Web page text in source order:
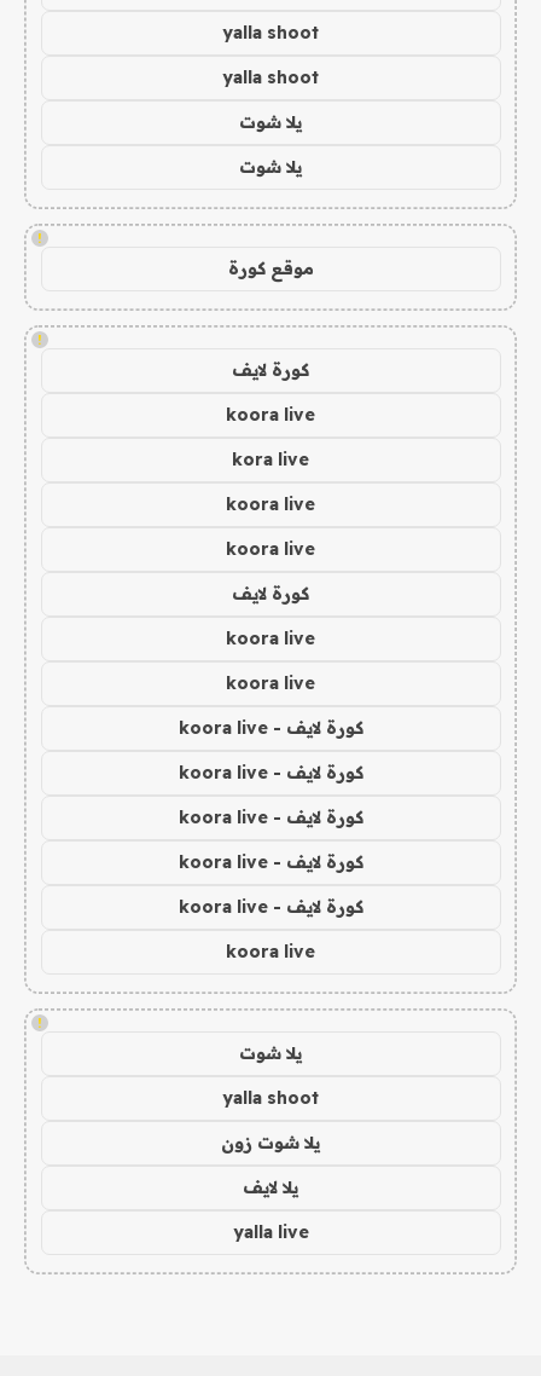
yalla shoot
yalla shoot
يلا شوت
يلا شوت
!
موقع كورة
!
كورة لايف
koora live
kora live
koora live
koora live
كورة لايف
koora live
koora live
كورة لايف - koora live
كورة لايف - koora live
كورة لايف - koora live
كورة لايف - koora live
كورة لايف - koora live
koora live
!
يلا شوت
yalla shoot
يلا شوت زون
يلا لايف
yalla live